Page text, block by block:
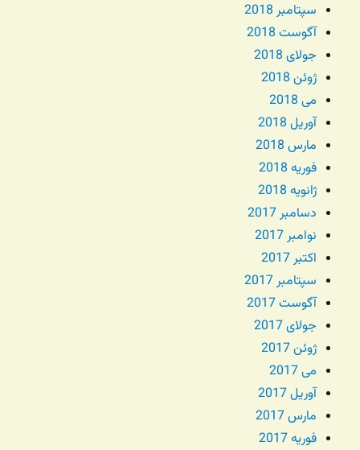
سپتامبر 2018
آگوست 2018
جولای 2018
ژوئن 2018
می 2018
آوریل 2018
مارس 2018
فوریه 2018
ژانویه 2018
دسامبر 2017
نوامبر 2017
اکتبر 2017
سپتامبر 2017
آگوست 2017
جولای 2017
ژوئن 2017
می 2017
آوریل 2017
مارس 2017
فوریه 2017